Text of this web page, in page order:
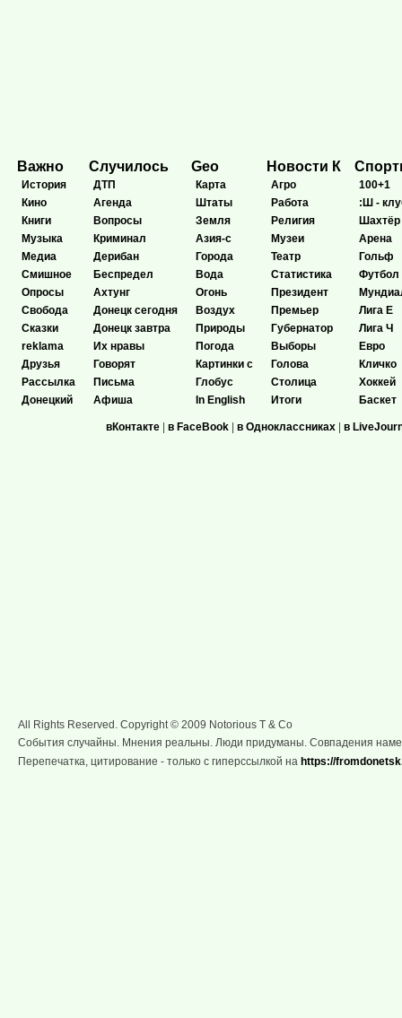
Важно
История
Кино
Книги
Музыка
Медиа
Смишное
Опросы
Свобода
Сказки
reklama
Друзья
Рассылка
Донецкий
Случилось
ДТП
Агенда
Вопросы
Криминал
Дерибан
Беспредел
Ахтунг
Донецк сегодня
Донецк завтра
Их нравы
Говорят
Письма
Афиша
Geo
Карта
Штаты
Земля
Азия-с
Города
Вода
Огонь
Воздух
Природы
Погода
Картинки с
Глобус
In English
Новости К
Агро
Работа
Религия
Музеи
Театр
Статистика
Президент
Премьер
Губернатор
Выборы
Голова
Столица
Итоги
100+1
:Ш -
Шахтёр
Арена
Гольф
Футбол
Лига Е
Лига Ч
Евро
Кличко
Хоккей
Баскет
вКонтакте | в FaceBook | в Одноклассниках | в
All Rights Reserved. Copyright © 2009 Notorious T & Co
События случайны. Мнения реальны. Люди придуманы. Совпадения
Перепечатка, цитирование - только с гиперссылкой на https://